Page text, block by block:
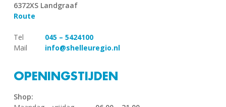
6372XS Landgraaf
Route
Tel 045 – 5424100
Mail info@shelleuregio.nl
OPENINGSTIJDEN
Shop: